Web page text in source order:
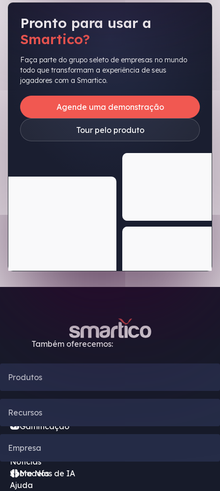
Pronto para usar a
Smartico?
Faça parte do grupo seleto de empresas no mundo
todo que transformam a experiência de seus
jogadores com a Smartico.
Agende uma demonstração
Tour pelo produto
Também oferecemos:
Produtos
Gamificação
Motor de Bônus
Modelos de IA
Recursos
Notícias
Ajuda
Empresa
Sobre Nós